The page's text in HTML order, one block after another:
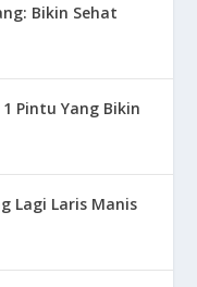
Bikin Sehat
Pintu Yang Bikin
Lagi Laris Manis